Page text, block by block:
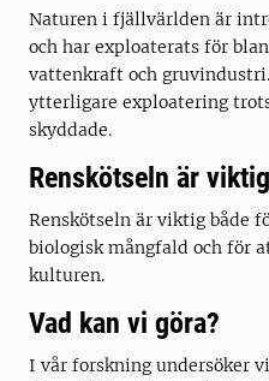
Naturen i fjällvärlden är
och har exploaterats för
vattenkraft och
ytterligare exploatering
skyddade.
Renskötseln är viktig
Renskötseln är viktig både
biologisk mångfald och för
kulturen.
Vad kan vi göra?
I vår forskning undersöker